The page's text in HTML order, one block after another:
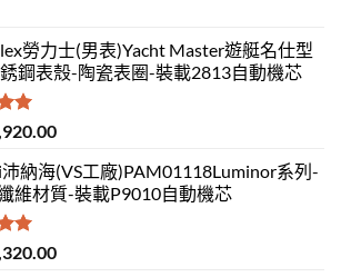
勞力士(男表)Yacht Master遊艇名仕型
鋼表殼-陶瓷表圈-裝載2813自動機芯
沛納海(VS工廠)PAM01118Luminor系列-
維材質-裝載P9010自動機芯